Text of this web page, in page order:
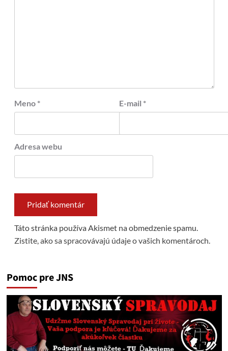
Meno * E-mail *
Adresa webu
Táto stránka používa Akismet na obmedzenie spamu.
Zistite, ako sa spracovávajú údaje o vašich komentároch.
Pomoc pre JNS